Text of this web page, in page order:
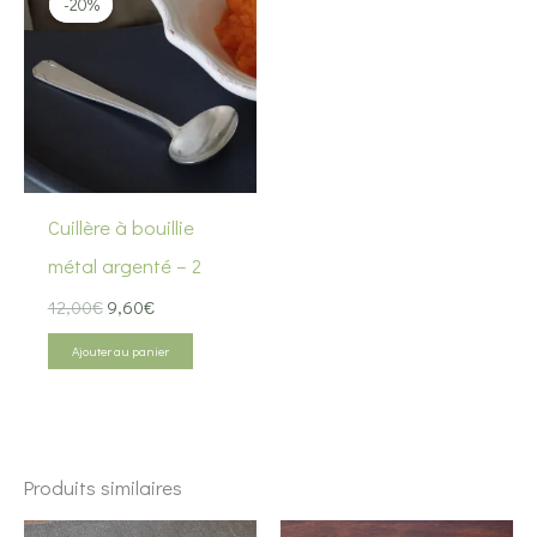
-20%
-20%
Cuillère à bouillie
métal argenté – 2
12,00€ Le
prix
initial
était :
9,60€Le
prix
actuel
est :
Ajouter au panier
Produits similaires